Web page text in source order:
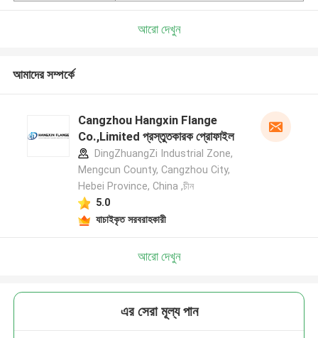
আরো দেখুন
আমাদের সম্পর্কে
Cangzhou Hangxin Flange
Co.,Limited প্রস্তুতকারক প্রোফাইল
DingZhuangZi Industrial Zone,
Mengcun County, Cangzhou City,
Hebei Province, China ,চীন
5.0
যাচাইকৃত সরবরাহকারী
আরো দেখুন
এর সেরা মূল্য পান